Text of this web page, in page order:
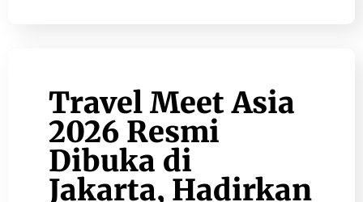
Travel Meet Asia
2026 Resmi
Dibuka di
Jakarta, Hadirkan